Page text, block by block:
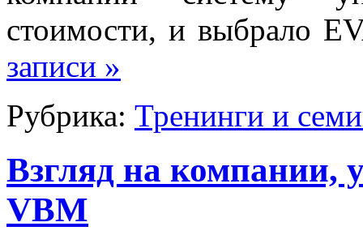
стоимости, и выбрало
записи »
Рубрика: Тренинги и
Взгляд на компании,
VBM